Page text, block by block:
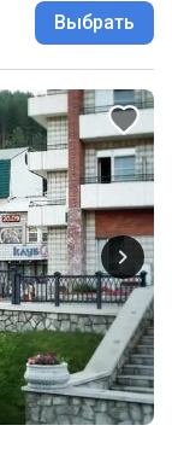
Выбрать